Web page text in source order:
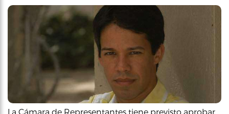
La Cámara de Representantes tiene previsto aprobar